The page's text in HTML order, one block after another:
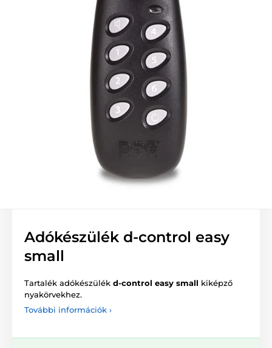
Adókészülék d-control easy
small
Tartalék adókészülék d-control easy small kiképző
nyakörvekhez.
További információk ›